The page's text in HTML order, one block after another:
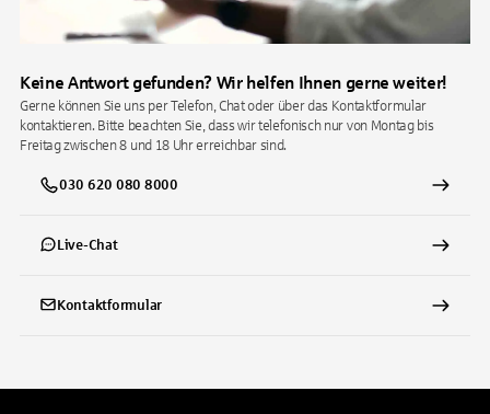
Keine Antwort gefunden? Wir helfen Ihnen gerne weiter!
Gerne können Sie uns per Telefon, Chat oder über das Kontaktformular
kontaktieren. Bitte beachten Sie, dass wir telefonisch nur von Montag bis
Freitag zwischen 8 und 18 Uhr erreichbar sind.
030 620 080 8000
Live-Chat
Kontaktformular